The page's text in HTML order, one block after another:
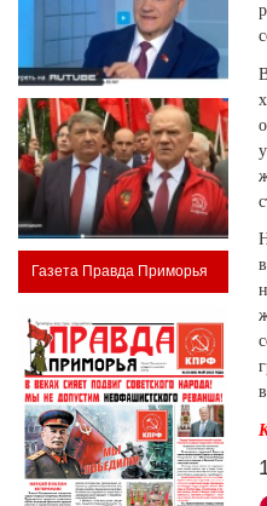
Газета Правда Приморья